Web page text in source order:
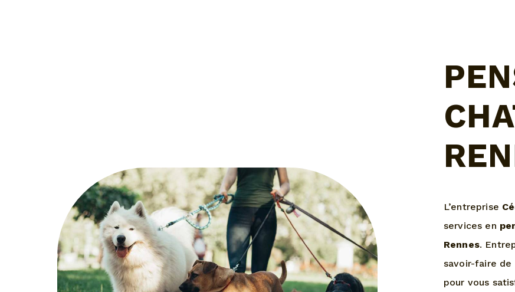
L’entreprise
services en
Rennes.
savoir-faire
pour vous